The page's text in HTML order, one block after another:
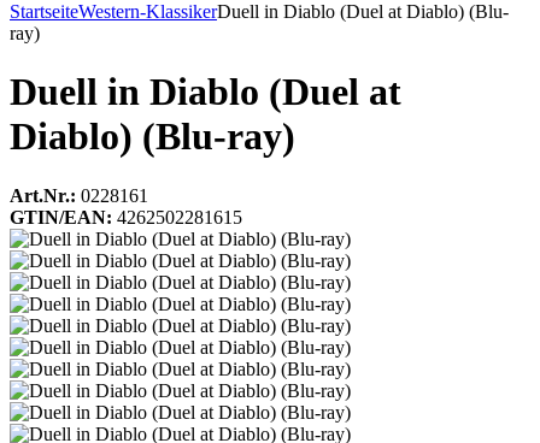
StartseiteWestern-KlassikerDuell in Diablo (Duel at Diablo) (Blu-
ray)
Duell in Diablo (Duel at
Diablo) (Blu-ray)
Art.Nr.: 0228161
GTIN/EAN: 4262502281615